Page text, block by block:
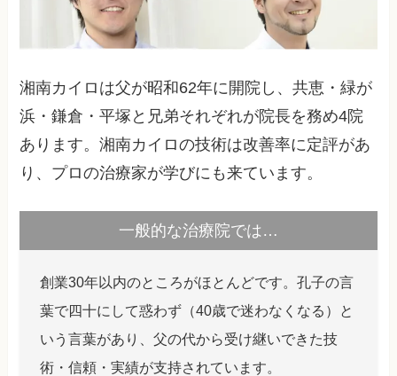
湘南カイロは父が昭和62年に開院し、共恵・緑が
浜・鎌倉・平塚と兄弟それぞれが院長を務め4院
あります。湘南カイロの技術は改善率に定評があ
り、プロの治療家が学びにも来ています。
一般的な治療院では…
創業30年以内のところがほとんどです。孔子の言
葉で四十にして惑わず（40歳で迷わなくなる）と
いう言葉があり、父の代から受け継いできた技
術・信頼・実績が支持されています。